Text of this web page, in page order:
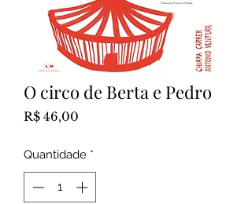
O circo de Berta e Pedro
R$ 46,00
Quantidade *